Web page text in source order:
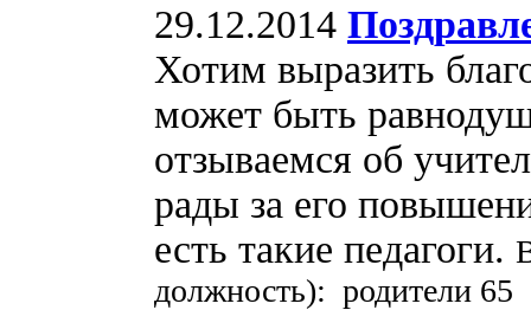
29.12.2014
Хотим выразить
может быть
отзываемся об
рады за его
есть такие педагоги.
должность): родители 65